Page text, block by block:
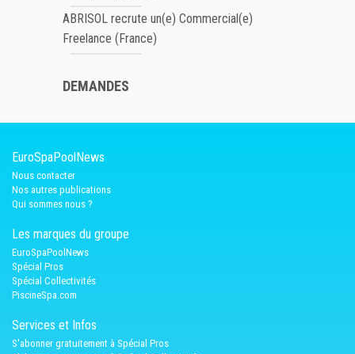
ABRISOL recrute un(e) Commercial(e)
Freelance (France)
DEMANDES
EuroSpaPoolNews
Nous contacter
Nos autres publications
Qui sommes nous ?
Les marques du groupe
EuroSpaPoolNews
Spécial Pros
Spécial Collectivités
PiscineSpa.com
Services et Infos
S'abonner gratuitement à Spécial Pros